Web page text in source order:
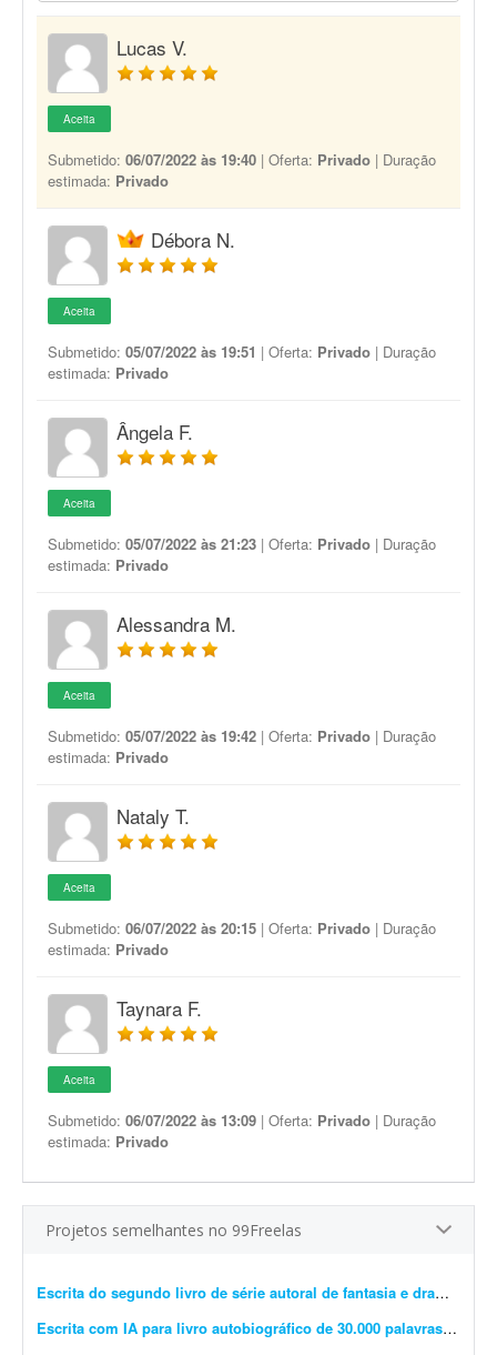
Lucas V.
Aceita
Submetido: 06/07/2022 às 19:40 | Oferta: Privado | Duração
estimada: Privado
Débora N.
Aceita
Submetido: 05/07/2022 às 19:51 | Oferta: Privado | Duração
estimada: Privado
Ângela F.
Aceita
Submetido: 05/07/2022 às 21:23 | Oferta: Privado | Duração
estimada: Privado
Alessandra M.
Aceita
Submetido: 05/07/2022 às 19:42 | Oferta: Privado | Duração
estimada: Privado
Nataly T.
Aceita
Submetido: 06/07/2022 às 20:15 | Oferta: Privado | Duração
estimada: Privado
Taynara F.
Aceita
Submetido: 06/07/2022 às 13:09 | Oferta: Privado | Duração
estimada: Privado
Projetos semelhantes no 99Freelas
Escrita do segundo livro de série autoral de fantasia e drama
Escrita com IA para livro autobiográfico de 30.000 palavras
- A